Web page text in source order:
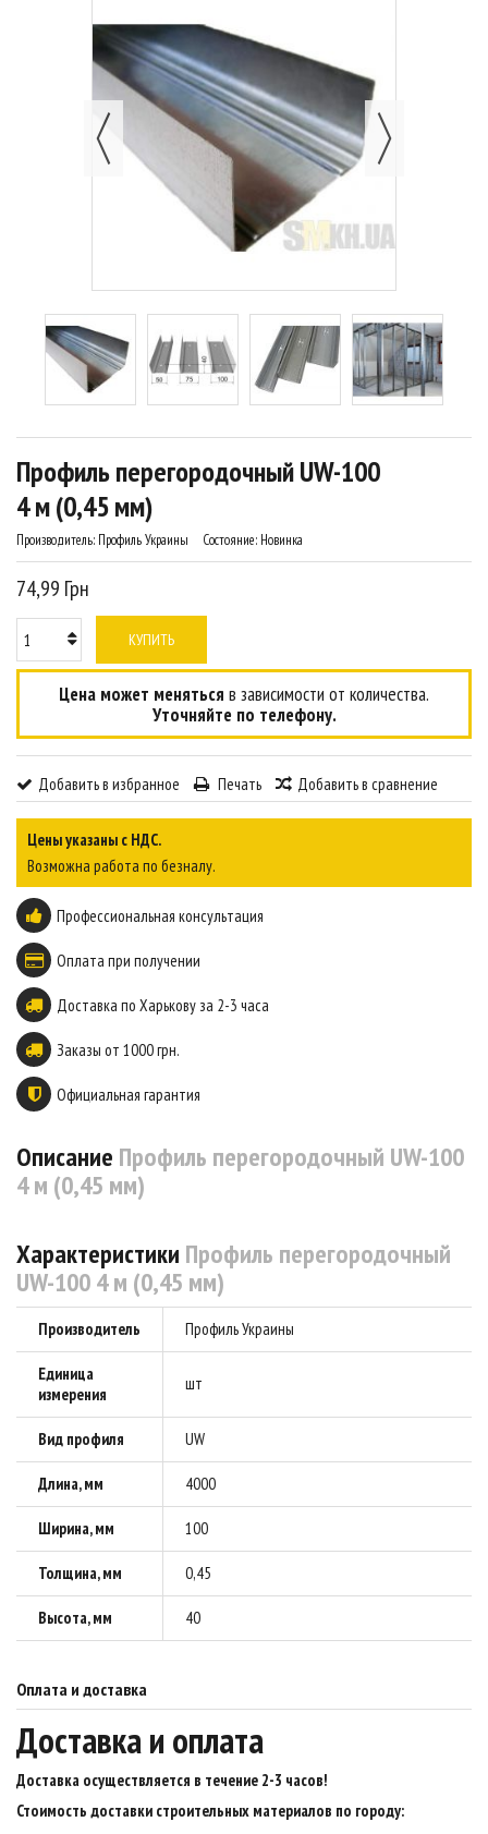
Профиль перегородочный UW-100
4 м (0,45 мм)
Производитель: Профиль Украины Состояние: Новинка
74,99 Грн
КУПИТЬ
Цена может меняться в зависимости от количества.
Уточняйте по телефону.
Добавить в избранное Печать Добавить в сравнение
Цены указаны с НДС.
Возможна работа по безналу.
Профессиональная консультация
Оплата при получении
Доставка по Харькову за 2-3 часа
Заказы от 1000 грн.
Официальная гарантия
Описание Профиль перегородочный UW-100
4 м (0,45 мм)
Характеристики Профиль перегородочный
UW-100 4 м (0,45 мм)
Производитель Профиль Украины
Единица
измерения
шт
Вид профиля UW
Длина, мм 4000
Ширина, мм 100
Толщина, мм 0,45
Высота, мм 40
Оплата и доставка
Доставка и оплата
Доставка осуществляется в течение 2-3 часов!
Стоимость доставки строительных материалов по городу: